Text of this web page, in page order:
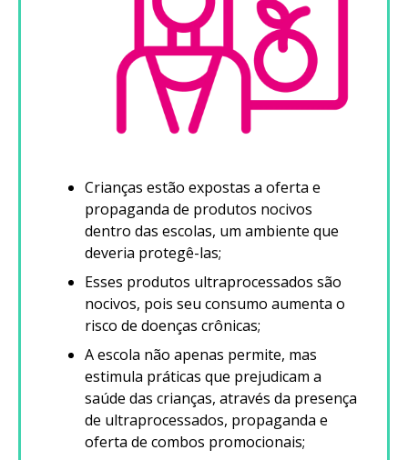
Crianças estão expostas a oferta e
propaganda de produtos nocivos
dentro das escolas, um ambiente que
deveria protegê-las;
Esses produtos ultraprocessados são
nocivos, pois seu consumo aumenta o
risco de doenças crônicas;
A escola não apenas permite, mas
estimula práticas que prejudicam a
saúde das crianças, através da presença
de ultraprocessados, propaganda e
oferta de combos promocionais;